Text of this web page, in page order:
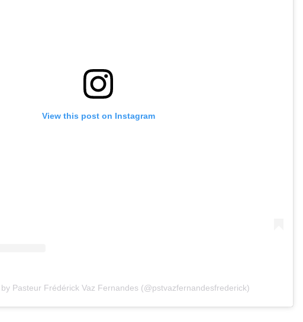
View this post on Instagram
Pasteur Frédérick Vaz Fernandes (@pstvazfernandesfrederick)